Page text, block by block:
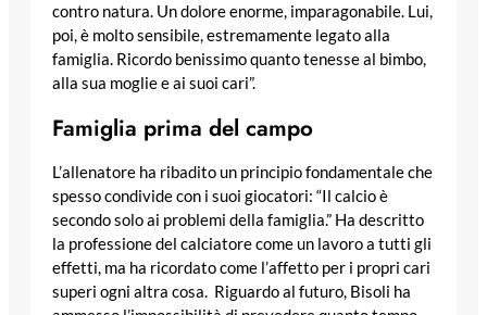
contro natura. Un dolore enorme, imparagonabile. Lui,
poi, è molto sensibile, estremamente legato alla
famiglia. Ricordo benissimo quanto tenesse al bimbo,
alla sua moglie e ai suoi cari”.
Famiglia prima del campo
L’allenatore ha ribadito un principio fondamentale che
spesso condivide con i suoi giocatori: “Il calcio è
secondo solo ai problemi della famiglia.” Ha descritto
la professione del calciatore come un lavoro a tutti gli
effetti, ma ha ricordato come l’affetto per i propri cari
superi ogni altra cosa. Riguardo al futuro, Bisoli ha